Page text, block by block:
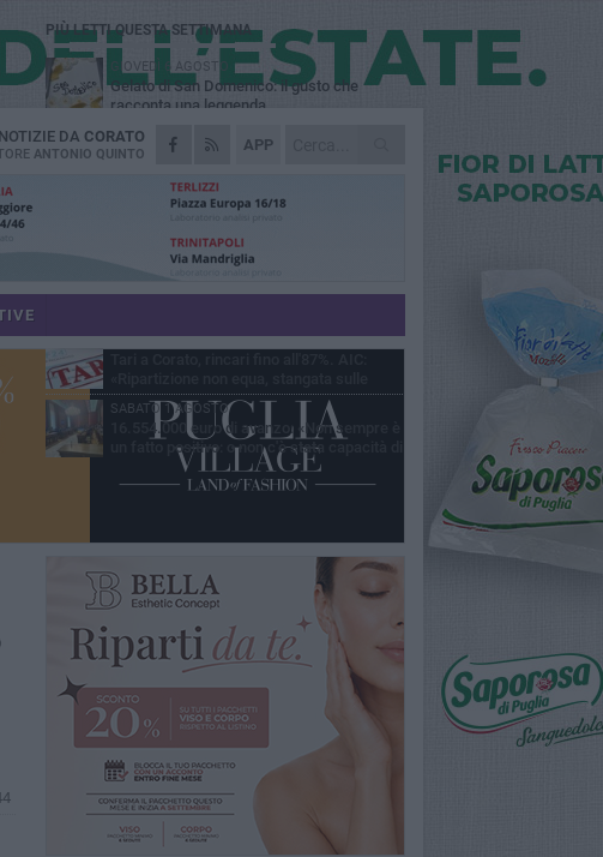
APP
NOTIZIE DA CORATO
ANTONIO QUINTO
PIÙ LETTI QUESTA SETTIMANA
GIOVEDÌ 6 AGOSTO
Gelato di San Domenico: il gusto che
racconta una leggenda
VENERDÌ 7 AGOSTO
Uomo fermato in via Porta Pia: intervento
GIOVEDÌ 6 AGOSTO
nasce a Corato "Megaad"
MERCOLEDÌ 5 AGOSTO
Chiuso momentaneamente distributore di
GIOVEDÌ 6 AGOSTO
imprese»
SABATO 1 AGOSTO
16.554.000 euro di avanzo: «Non sempre è
un fatto positivo: o non c'è stata capacità di
spesa o le entrate sono state troppo alte»